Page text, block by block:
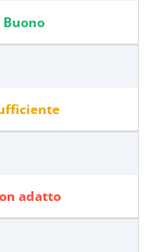
Buono
adatto